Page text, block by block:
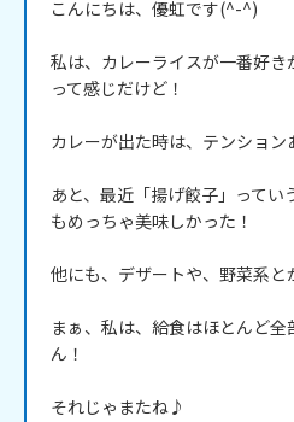
こんにちは、優虹です(^-^)
私は、カレーライスが一番好
って感じだけど！
カレーが出た時は、テンション
あと、最近「揚げ餃子」って
もめっちゃ美味しかった！
他にも、デザートや、野菜系と
まぁ、私は、給食はほとんど
ん！
それじゃまたね♪